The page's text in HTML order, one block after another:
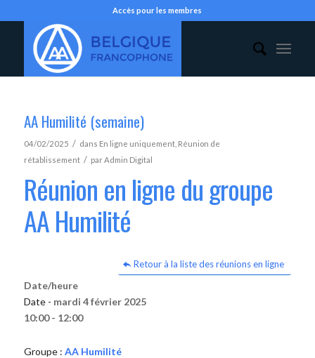
Accès pour les membres
AA Humilité (semaine)
04/02/2025 / dans En ligne uniquement, Réunion de
rétablissement / parAdmin Digital
Réunion en ligne du groupe
AA Humilité
Retour à la liste des réunions en ligne
Date/heure
Date - mardi 4 février 2025
10:00 - 12:00
Groupe : AA Humilité